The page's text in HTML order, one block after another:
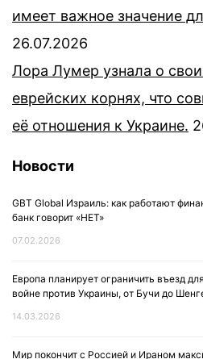
имеет важное значение
26.07.2026
Лора Лумер узнала о
еврейских корнях, что
её отношения к Украине.
Новости
GBT Global Израиль: как работают
банк говорит «НЕТ»
07.02.2026
Европа планирует ограничить въезд
войне против Украины, от Бучи до
14.03.2026
Мир покончит с Россией и Ираном